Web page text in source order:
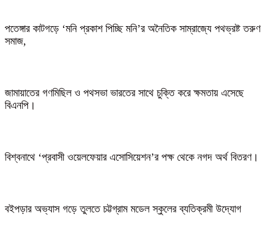
পতেঙ্গার কাটগড়ে ‘মনি প্রকাশ পিচ্ছি মনি’র অনৈতিক সাম্রাজ্যে পথভ্রষ্ট তরুণ
সমাজ,
জামায়াতের গণমিছিল ও পথসভা ভারতের সাথে চুক্তি করে ক্ষমতায় এসেছে
বিএনপি।
বিশ্বনাথে ‘প্রবাসী ওয়েলফেয়ার এসোসিয়েশন’র পক্ষ থেকে নগদ অর্থ বিতরণ।
বইপড়ার অভ্যাস গড়ে তুলতে চট্টগ্রাম মডেল স্কুলের ব্যতিক্রমী উদ্যোগ